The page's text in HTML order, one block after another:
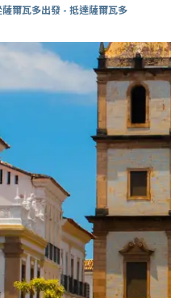
薩爾瓦多出發 - 抵達薩爾瓦多